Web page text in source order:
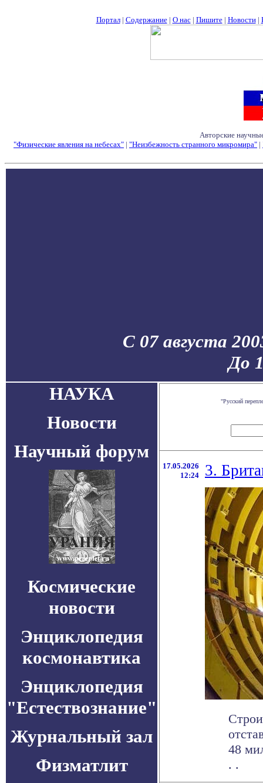
Портал| Содержание| О нас| Пишите| Новости|
Авторские
"Физические явления на небесах" | "Неизбежность странного микромира" |
С 07 августа
До
НАУКА
Новости
Научный форум
Космические
новости
Энциклопедия
космонавтика
Энциклопедия
"Естествознание"
Журнальный зал
Физматлит
"Русский
17.05.2026
12:24
3.
48
. .